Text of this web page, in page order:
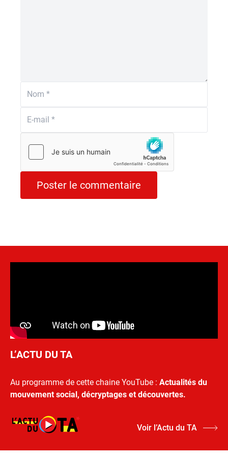
L’ACTU DU TA
Au programme de cette chaine YouTube : Actualités du
mouvement social, décryptages et découvertes.
Voir l’Actu du TA